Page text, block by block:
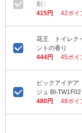
剤〕
415円
42ポイ
花王 トイレク
ントの香り
444円
45ポイ
ビックアイデ
ジュ BI-TW1F02
480円
48ポイ